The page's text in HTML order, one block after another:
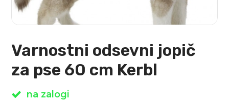
Varnostni odsevni jopič
za pse 60 cm Kerbl
na zalogi